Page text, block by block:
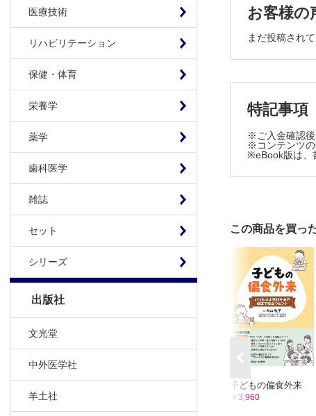
医療技術
リハビリテーション
保健・体育
栄養学
薬学
歯科医学
雑誌
セット
シリーズ
出版社
文光堂
中外医学社
羊土社
【こどもまん
①清潔ケア
②ステロイ
【特別寄稿】
こどもの声
心が歌えば
市民団体
医law医lawな
検査及び
ひとりごと
ポートラ
かれいどす
夜行列車
看護系絵本
学んで驚く
下痢・嘔
お客様の
まだ投稿され
特記事項
※ご入金確認後
※コンテンツの
※eBook版は、
この商品を買っ
子どもの偏食外来
￥3,960